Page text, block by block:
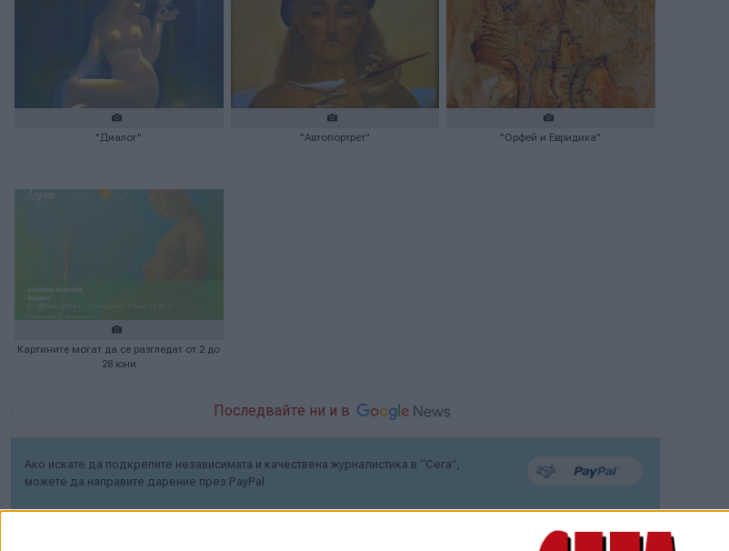
"Диалог" "Автопортрет" "Орфей и Евридика"
Картините могат да се разгледат от 2 до
28 юни
Последвайте ни и в
Ако искате да подкрепите независимата и качествена журналистика в “Сега”,
можете да направите дарение през PayPal